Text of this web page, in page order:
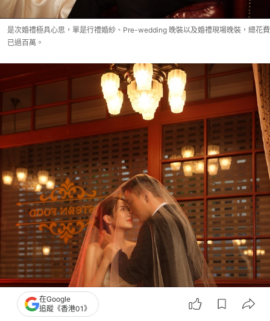
是次婚禮極具心思，單是行禮婚紗、Pre-wedding 晚裝以及婚禮現場晚裝，總花費
已過百萬。
在Google
追蹤《香港01》